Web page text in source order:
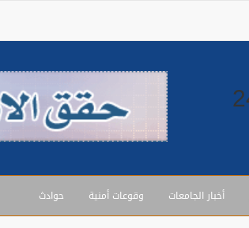
أخبار الجامعات وقوعات أمنية حوادث